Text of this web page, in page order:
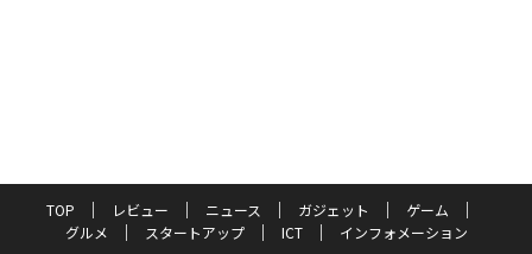
TOP レビュー ニュース ガジェット
ゲーム
グルメ
スタートアップ ICT
インフォメーション